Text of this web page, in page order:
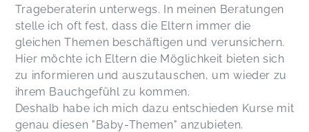
Trageberaterin unterwegs. In meinen Beratungen
stelle ich oft fest, dass die Eltern immer die
gleichen Themen beschäftigen und verunsichern.
Hier möchte ich Eltern die Möglichkeit bieten sich
zu informieren und auszutauschen, um wieder zu
ihrem Bauchgefühl zu kommen.
Deshalb habe ich mich dazu entschieden Kurse mit
genau diesen "Baby-Themen" anzubieten.